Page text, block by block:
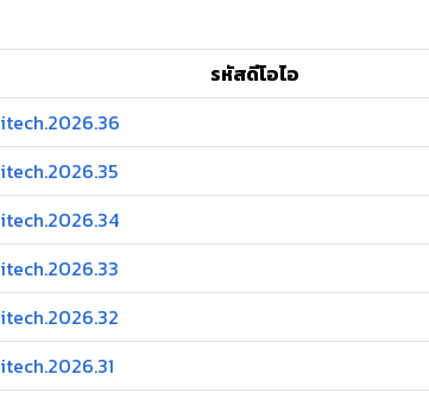
รหัสดีโอไอ